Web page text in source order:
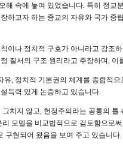
속에 놓여 있었습니다. 특히 정교
하고자 하는 종교의 자유와 국가 중
이나 정치적 구호가 아니라고 강조
질서의 구조 원리라고 주장하며, 이
, 정치적 기본권의 체계를 종합적
득력 있게 논증하고 있습니다.
치지 않고, 헌정주의라는 공통의 틀
모델을 비교법적으로 검토함으로
구현되어 왔음을 보여 주고 있습니다.